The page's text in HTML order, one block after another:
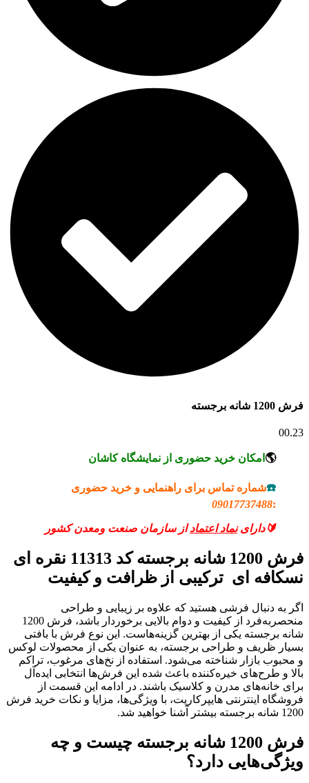
فرش 1200 شانه برجسته
00.23
🌎 امکان خرید حضوری از نمایشگاه کاشان
☎️شماره تماس برای راهنمایی و خرید حضوری
:
09017737488
🔰داراینماد اعتماداز سازمان صنعت ومعدن کشور
فرش 1200 شانه برجسته کد 11313 نقره ای
نسکافه ای ترکیبی از ظرافت و کیفیت
اگر به دنبال فرشی هستید که علاوه بر زیبایی و طراحی
منحصربه‌فرد از کیفیت و دوام بالایی برخوردار باشد، فرش 1200
شانه برجسته یکی از بهترین گزینه‌هاست. این نوع فرش با بافتی
بسیار ظریف و طراحی برجسته، به عنوان یکی از محصولات لوکس
و محبوب بازار شناخته می‌شود. استفاده از نخ‌های مرغوب، تراکم
بالا و طرح‌های خیره‌کننده باعث شده این فرش‌ها انتخابی ایده‌آل
برای خانه‌های مدرن و کلاسیک باشند. در ادامه این قسمت از
فروشگاه اینترنتی هایپرکارپت، با ویژگی‌ها، مزایا و نکات خرید فرش
1200 شانه برجسته بیشتر آشنا خواهید شد.
فرش 1200 شانه برجسته چیست و چه
ویژگی‌هایی دارد؟